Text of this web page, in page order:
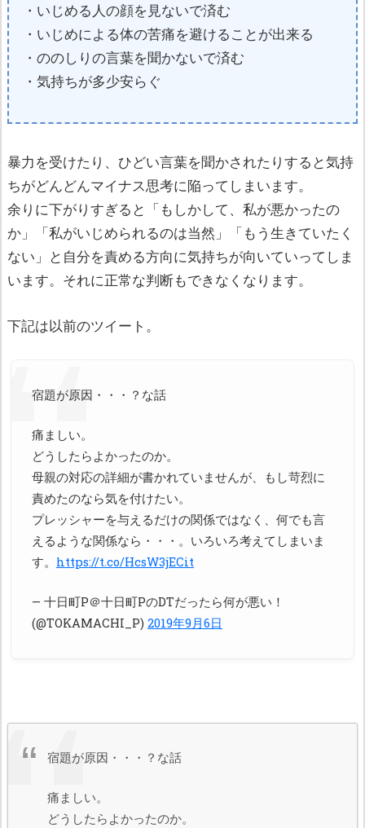
・いじめる人の顔を見ないで済む
・いじめによる体の苦痛を避けることが出来る
・ののしりの言葉を聞かないで済む
・気持ちが多少安らぐ
暴力を受けたり、ひどい言葉を聞かされたりすると気持
ちがどんどんマイナス思考に陥ってしまいます。
余りに下がりすぎると「もしかして、私が悪かったの
か」「私がいじめられるのは当然」「もう生きていたく
ない」と自分を責める方向に気持ちが向いていってしま
います。それに正常な判断もできなくなります。
下記は以前のツイート。
宿題が原因・・・？な話
痛ましい。
どうしたらよかったのか。
母親の対応の詳細が書かれていませんが、もし苛烈に
責めたのなら気を付けたい。
プレッシャーを与えるだけの関係ではなく、何でも言
えるような関係なら・・・。いろいろ考えてしまいま
す。 https://t.co/HcsW3jECit
— 十日町P＠十日町PのDTだったら何が悪い！
(@TOKAMACHI_P) 2019年9月6日
宿題が原因・・・？な話
痛ましい。
どうしたらよかったのか。